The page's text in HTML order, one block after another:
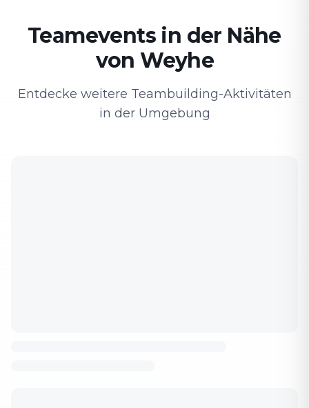
Teamevents in der Nähe
von Weyhe⁠
Entdecke weitere Teambuilding-Aktivitäten
in der Umgebung